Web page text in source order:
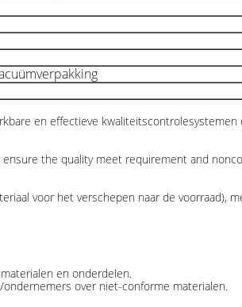
en effectieve kwaliteitscontrolesystemen
the quality meet requirement and
voor het verschepen naar de voorraad),
en onderdelen.
over niet-conforme materialen.